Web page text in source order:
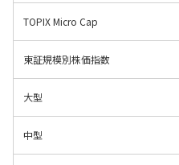
TOPIX Micro Cap
東証規模別株価指数
大型
中型